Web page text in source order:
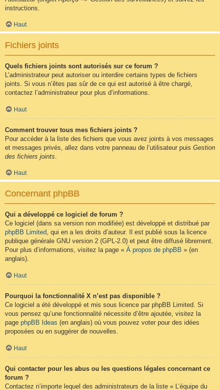
instructions.
Haut
Fichiers joints
Quels fichiers joints sont autorisés sur ce forum ?
L’administrateur peut autoriser ou interdire certains types de fichiers
joints. Si vous n’êtes pas sûr de ce qui est autorisé à être chargé,
contactez l’administrateur pour plus d’informations.
Haut
Comment trouver tous mes fichiers joints ?
Pour accéder à la liste des fichiers que vous avez joints à vos messages
et messages privés, allez dans votre panneau de l’utilisateur puis Gestion
des fichiers joints
Haut
Concernant phpBB
Qui a développé ce logiciel de forum ?
Ce logiciel (dans sa version non modifiée) est développé et distribué par
phpBB Limited, qui en a les droits d’auteur. Il est publié sous la licence
publique générale GNU version 2 (GPL-2.0) et peut être diffusé librement.
Pour plus d’informations, visitez la page « À propos de phpBB » (en
anglais).
Haut
Pourquoi la fonctionnalité X n’est pas disponible ?
Ce logiciel a été développé et mis sous licence par phpBB Limited. Si
vous pensez qu’une fonctionnalité nécessite d’être ajoutée, visitez la
page phpBB Ideas (en anglais) où vous pouvez voter pour des idées
proposées ou en suggérer de nouvelles.
Haut
Qui contacter pour les abus ou les questions légales concernant ce
forum ?
Contactez n’importe lequel des administrateurs de la liste « L’équipe du